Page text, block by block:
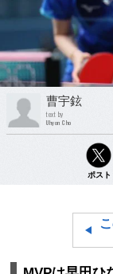
曹宇鉉
text by
Uhyon Cho
ポスト